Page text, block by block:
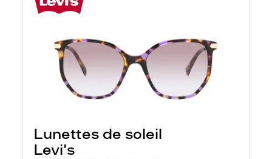
Lunettes de soleil
Levi's